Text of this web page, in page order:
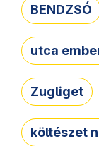
BENDZSÓ
utca
Zugliget
költészet